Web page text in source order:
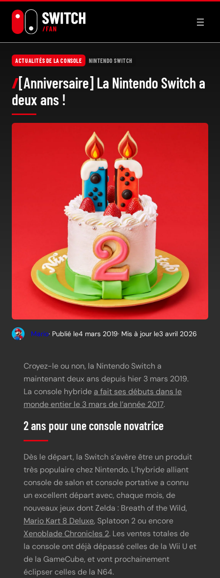
contenu
ACTUALITÉS DE LA CONSOLE NINTENDO SWITCH
[Anniversaire] La Nintendo Switch a
deux ans !
Mario· Publié le4 mars 2019· Mis à jour le3 avril 2026
Croyez-le ou non, la Nintendo Switch a
maintenant deux ans depuis hier 3 mars 2019.
La console hybride a fait ses débuts dans le
monde entier le 3 mars de l’année 2017.
2 ans pour une console novatrice
Dès le départ, la Switch s’avère être un produit
très populaire chez Nintendo. L’hybride alliant
console de salon et console portative a connu
un excellent départ avec, chaque mois, de
nouveaux jeux dont Zelda : Breath of the Wild,
Mario Kart 8 Deluxe, Splatoon 2 ou encore
Xenoblade Chronicles 2. Les ventes totales de
la console ont déjà dépassé celles de la Wii U et
de la GameCube, et vont prochainement
éclipser celles de la N64.